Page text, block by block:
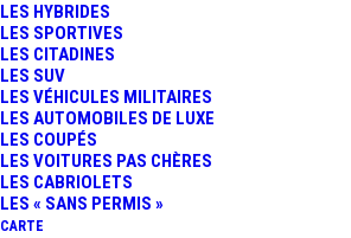
LES HYBRIDES
LES SPORTIVES
LES CITADINES
LES SUV
LES VÉHICULES MILITAIRES
LES AUTOMOBILES DE LUXE
LES COUPÉS
LES VOITURES PAS CHÈRES
LES CABRIOLETS
LES « SANS PERMIS »
CARTE
CeRadar vitesse fixe discriminant,